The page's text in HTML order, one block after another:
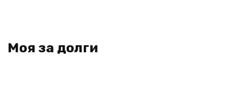
Моя за долги